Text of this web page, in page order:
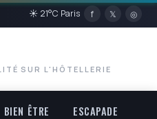
☀ 21°C Paris f 𝕏 ◎
SUR L'HÔTELLERIE
BIEN ÊTRE
ESCAPADE